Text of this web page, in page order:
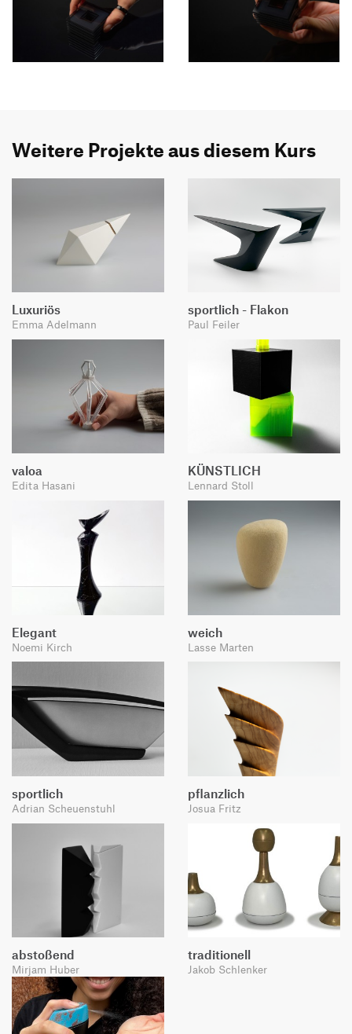
Weitere Projekte aus diesem Kurs
Luxuriös
Emma Adelmann
sportlich - Flakon
Paul Feiler
valoa
Edita Hasani
KÜNSTLICH
Lennard Stoll
Elegant
Noemi Kirch
weich
Lasse Marten
sportlich
Adrian Scheuenstuhl
pflanzlich
Josua Fritz
abstoßend
Mirjam Huber
traditionell
Jakob Schlenker